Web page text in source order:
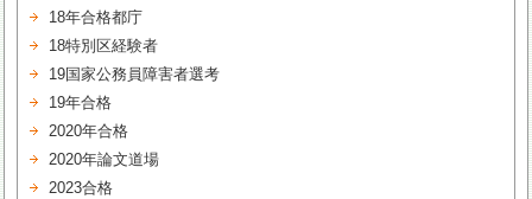
18年合格都庁
18特別区経験者
19国家公務員障害者選考
19年合格
2020年合格
2020年論文道場
2023合格